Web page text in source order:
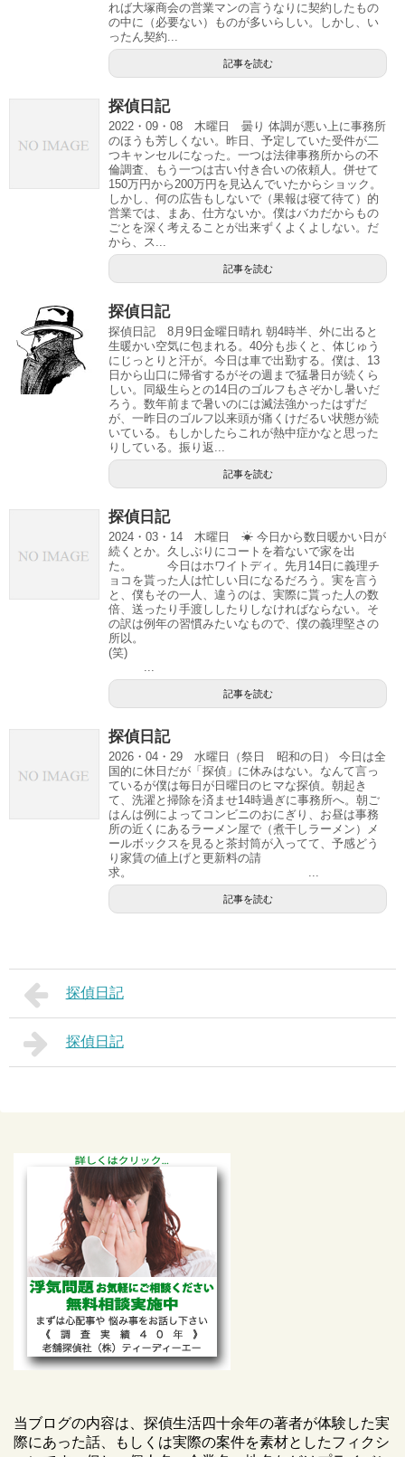
れば大塚商会の営業マンの言うなりに契約したもの
の中に（必要ない）ものが多いらしい。しかし、い
ったん契約...
記事を読む
探偵日記
2022・09・08 木曜日 曇り 体調が悪い上に事務所
のほうも芳しくない。昨日、予定していた受件が二
つキャンセルになった。一つは法律事務所からの不
倫調査、もう一つは古い付き合いの依頼人。併せて
150万円から200万円を見込んでいたからショック。
しかし、何の広告もしないで（果報は寝て待て）的
営業では、まあ、仕方ないか。僕はバカだからもの
ごとを深く考えることが出来ずくよくよしない。だ
から、ス...
記事を読む
探偵日記
探偵日記 8月9日金曜日晴れ 朝4時半、外に出ると
生暖かい空気に包まれる。40分も歩くと、体じゅう
にじっとりと汗が。今日は車で出勤する。僕は、13
日から山口に帰省するがその週まで猛暑日が続くら
しい。同級生らとの14日のゴルフもさぞかし暑いだ
ろう。数年前まで暑いのには滅法強かったはずだ
が、一昨日のゴルフ以来頭が痛くけだるい状態が続
いている。もしかしたらこれが熱中症かなと思った
りしている。振り返...
記事を読む
探偵日記
2024・03・14 木曜日 ☀ 今日から数日暖かい日が
続くとか。久しぶりにコートを着ないで家を出
た。 今日はホワイトディ。先月14日に義理チ
ョコを貰った人は忙しい日になるだろう。実を言う
と、僕もその一人、違うのは、実際に貰った人の数
倍、送ったり手渡ししたりしなければならない。そ
の訳は例年の習慣みたいなもので、僕の義理堅さの
所以。
(笑)
...
記事を読む
探偵日記
2026・04・29 水曜日（祭日 昭和の日） 今日は全
国的に休日だが「探偵」に休みはない。なんて言っ
ているが僕は毎日が日曜日のヒマな探偵。朝起き
て、洗濯と掃除を済ませ14時過ぎに事務所へ。朝ご
はんは例によってコンビニのおにぎり、お昼は事務
所の近くにあるラーメン屋で（煮干しラーメン）メ
ールボックスを見ると茶封筒が入ってて、予感どう
り家賃の値上げと更新料の請
求。 ...
記事を読む
探偵日記
探偵日記
当ブログの内容は、探偵生活四十余年の著者が体験した実
際にあった話、もしくは実際の案件を素材としたフィクシ